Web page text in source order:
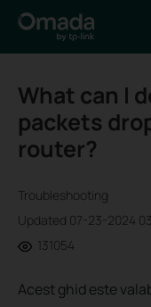
What can I
packets
router?
Troubleshooting
Updated 07-23-2024
131054
Acest ghid este